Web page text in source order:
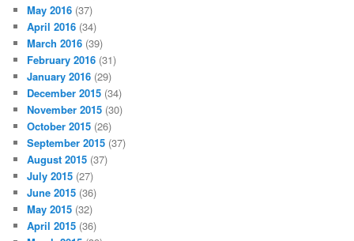
May 2016 (37)
April 2016 (34)
March 2016 (39)
February 2016 (31)
January 2016 (29)
December 2015 (34)
November 2015 (30)
October 2015 (26)
September 2015 (37)
August 2015 (37)
July 2015 (27)
June 2015 (36)
May 2015 (32)
April 2015 (36)